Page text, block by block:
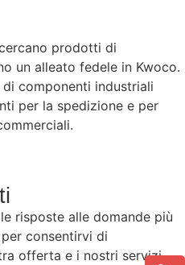
prodotti di
un alleato fedele in Kwoco.
componenti industriali
per la spedizione e per
risposte alle domande più
consentirvi di
offerta e i nostri servizi